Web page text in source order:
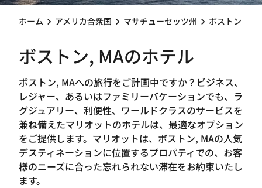
ホーム アメリカ合衆国 マサチューセッツ州 ボストン
ボストン, MAのホテル
ボストン, MAへの旅行をご計画中ですか？ビジネス、
レジャー、あるいはファミリーバケーションでも、ラ
グジュアリー、利便性、ワールドクラスのサービスを
兼ね備えたマリオットのホテルは、最適なオプション
をご提供します。マリオットは、ボストン, MAの人気
デスティネーションに位置するプロパティでの、お客
様のニーズに合った忘れられない滞在をお約束いたし
ます。